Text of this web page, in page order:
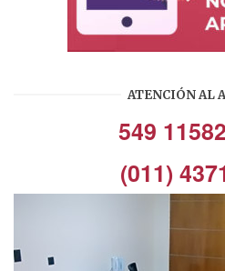
ATENCIÓN AL
549
(011)